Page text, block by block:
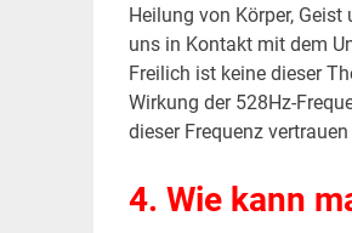
Heilung von Körper,
uns in Kontakt mit dem
Freilich ist keine dieser
Wirkung der 528Hz-
dieser Frequenz
4. Wie kann